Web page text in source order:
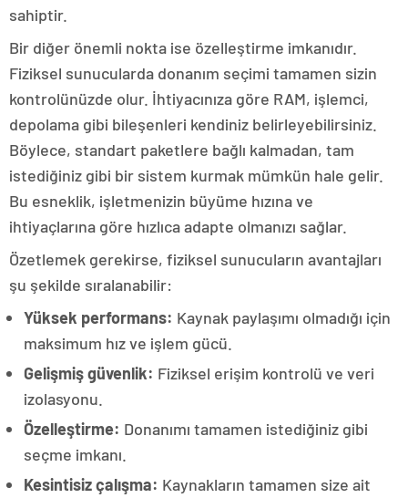
sahiptir.
Bir diğer önemli nokta ise özelleştirme imkanıdır.
Fiziksel sunucularda donanım seçimi tamamen sizin
kontrolünüzde olur. İhtiyacınıza göre RAM, işlemci,
depolama gibi bileşenleri kendiniz belirleyebilirsiniz.
Böylece, standart paketlere bağlı kalmadan, tam
istediğiniz gibi bir sistem kurmak mümkün hale gelir.
Bu esneklik, işletmenizin büyüme hızına ve
ihtiyaçlarına göre hızlıca adapte olmanızı sağlar.
Özetlemek gerekirse, fiziksel sunucuların avantajları
şu şekilde sıralanabilir:
Yüksek performans: Kaynak paylaşımı olmadığı için
maksimum hız ve işlem gücü.
Gelişmiş güvenlik: Fiziksel erişim kontrolü ve veri
izolasyonu.
Özelleştirme: Donanımı tamamen istediğiniz gibi
seçme imkanı.
Kesintisiz çalışma: Kaynakların tamamen size ait